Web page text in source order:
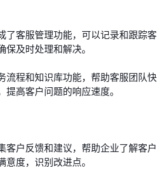
了客服管理功能，可以记录和跟踪客
保及时处理和解决。
流程和知识库功能，帮助客服团队快
提高客户问题的响应速度。
客户反馈和建议，帮助企业了解客户
意度，识别改进点。